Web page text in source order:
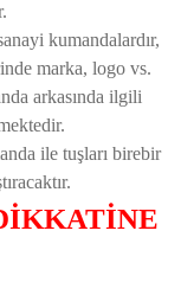
kumandalardır,
marka, logo vs.
arkasında ilgili
ile tuşları birebir